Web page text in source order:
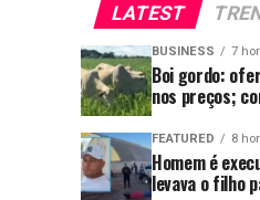
LATEST
BUSINESS 7
Boi gordo:
nos preços;
FEATURED 8
Homem é
levava o filho